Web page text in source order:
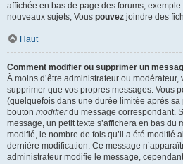
affichée en bas de page des forums, exemple
nouveaux sujets, Vous pouvez joindre des
Haut
Comment modifier ou supprimer un
À moins d’être administrateur ou
supprimer que vos propres messages. Vous
(quelquefois dans une durée limitée après
bouton modifierdu message correspondant.
message, un petit texte s’affichera en bas du
modifié, le nombre de fois qu’il a été modifié
dernière modification. Ce message
administrateur modifie le message,